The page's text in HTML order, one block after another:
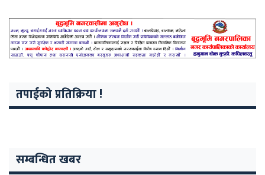
तपाईको प्रतिक्रिया !
सम्बन्धित खबर